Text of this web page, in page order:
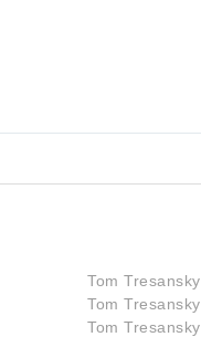
Tom Tresansky
Tom Tresansky
Tom Tresansky